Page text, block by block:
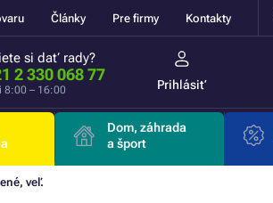
Články Pre firmy Kontakty
si dať rady?
2 330 068 77
8:00 – 16:00 Prihlásiť
Dom, záhrada
a šport
veľ.